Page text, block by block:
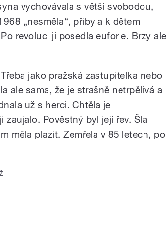
vychovávala s větší svobodou,
„nesměla“, přibyla k dětem
revoluci ji posedla euforie. Brzy ale
jako pražská zastupitelka nebo
ale sama, že je strašně netrpělivá a
už s herci. Chtěla je
Pověstný byl její řev. Šla
měla plazit. Zemřela v 85 letech, po